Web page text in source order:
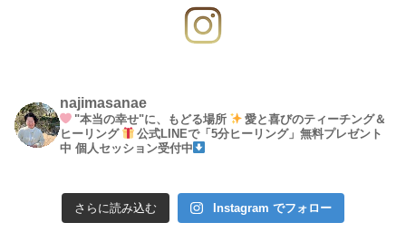
najimasanae
"本当の幸せ"に、もどる場所
愛と喜びのティーチング＆
ヒーリング
公式LINEで「5分ヒーリング」無料プレゼント
中 個人セッション受付中
さらに読み込む Instagram でフォロー